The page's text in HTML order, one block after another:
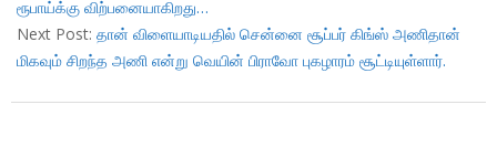
31
ரூபாய்க்கு விற்பனையாகிறது…
Next Post: தான் விளையாடியதில் சென்னை சூப்பர் கிங்ஸ் அணிதான்
மிகவும் சிறந்த அணி என்று வெயின் பிராவோ புகழாரம் சூட்டியுள்ளார்.